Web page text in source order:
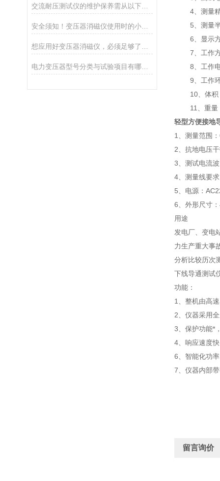
交流耐压测试仪的维护保养需从以下方面入手
安全须知！变压器消磁仪使用时的小细节
电力变压器型号分类与试验项目有哪些？
4、测量精
5、测量半
6、显示方
7、工作方
8、工作电
9、工作环
10、体积
11、重量
轻型方便接地
1、测量范围
2、抗地电压
3、测试电流
4、测量线要
5、电源：
6、外形尺寸
用途
发电厂、变电
力生产重大事
分析比较历次
下线导通测试
功能：
1、整机由高
2、仪器采用
3、保护功能*
4、响应速度
6、智能化功
7、仪器内部
留言询价